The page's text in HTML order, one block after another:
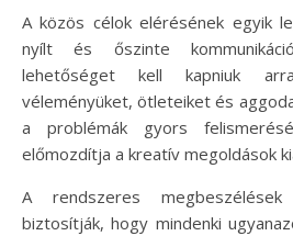
A közös célok elérésének egyik
nyílt és őszinte
lehetőséget kell kapniuk
véleményüket, ötleteiket és
a problémák gyors
előmozdítja a kreatív megoldások
A rendszeres
biztosítják, hogy mindenki